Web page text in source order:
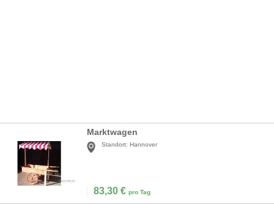
Marktwagen
Standort: Hannover
83,30 € pro Tag